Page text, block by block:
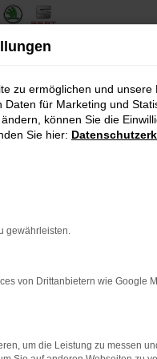
Funktionen nicht
zu ermöglichen und
für Marketing und
können Sie die
Sie hier:
gewährleisten.
von Drittanbietern wie Google
um die Leistung zu messen